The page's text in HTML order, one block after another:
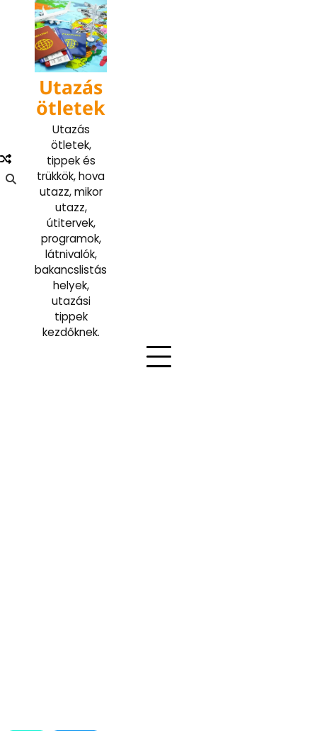
content
Utazás
ötletek
Utazás
ötletek,
tippek és
trükkök, hova
utazz, mikor
utazz,
útitervek,
programok,
látnivalók,
bakancslistás
helyek,
utazási
tippek
kezdőknek.